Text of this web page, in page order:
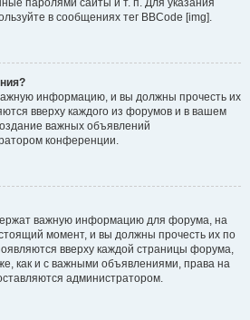
паролями сайты и т. п. Для указания
в сообщениях тег BBCode [img].
информацию, и вы должны прочесть их
вверху каждого из форумов и в вашем
важных объявлений
конференции.
важную информацию для форума, на
момент, и вы должны прочесть их по
вверху каждой страницы форума,
как и с важными объявлениями, права на
администратором.